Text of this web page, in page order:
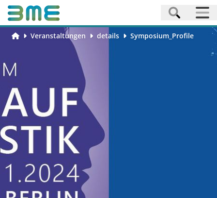
Veranstaltungen details Symposium_Profile